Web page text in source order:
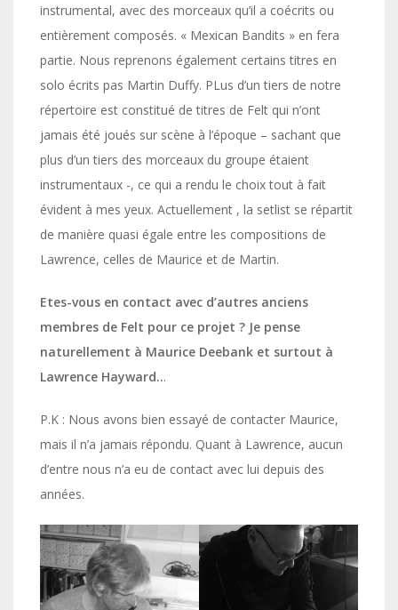
instrumental, avec des morceaux qu’il a coécrits ou
entièrement composés. « Mexican Bandits » en fera
partie. Nous reprenons également certains titres en
solo écrits pas Martin Duffy. PLus d’un tiers de notre
répertoire est constitué de titres de Felt qui n’ont
jamais été joués sur scène à l’époque – sachant que
plus d’un tiers des morceaux du groupe étaient
instrumentaux -, ce qui a rendu le choix tout à fait
évident à mes yeux. Actuellement , la setlist se répartit
de manière quasi égale entre les compositions de
Lawrence, celles de Maurice et de Martin.
Etes-vous en contact avec d’autres anciens
membres de Felt pour ce projet ? Je pense
naturellement à Maurice Deebank et surtout à
Lawrence Hayward...
P.K : Nous avons bien essayé de contacter Maurice,
mais il n’a jamais répondu. Quant à Lawrence, aucun
d’entre nous n’a eu de contact avec lui depuis des
années.